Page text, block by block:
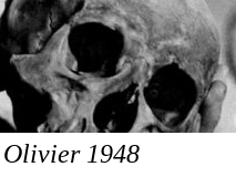
Olivier 1948